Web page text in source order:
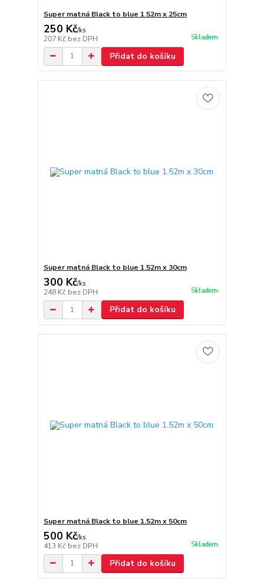
Super matná Black to blue 1.52m x 25cm
250 Kč/ks
207 Kč bez DPH Skladem
Přidat do košíku
Super matná Black to blue 1.52m x 30cm
300 Kč/ks
248 Kč bez DPH Skladem
Přidat do košíku
Super matná Black to blue 1.52m x 50cm
500 Kč/ks
413 Kč bez DPH Skladem
Přidat do košíku